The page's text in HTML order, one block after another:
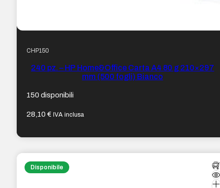
CHP150
240 pz. – HP Home&Office Carta A4 80 g 210×297
mm (500 fogli) Bianco
150 disponibili
28,10€ IVA inclusa
Disponibile